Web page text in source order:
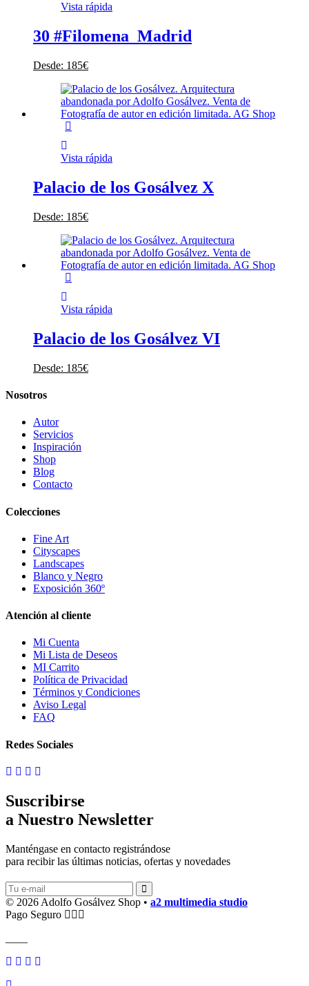
Vista rápida
30 #Filomena_Madrid
Desde: 185€
Vista rápida
Palacio de los Gosálvez X
Desde: 185€
Vista rápida
Palacio de los Gosálvez VI
Desde: 185€
Nosotros
Autor
Servicios
Inspiración
Shop
Blog
Contacto
Colecciones
Fine Art
Cityscapes
Landscapes
Blanco y Negro
Exposición 360º
Atención al cliente
Mi Cuenta
Mi Lista de Deseos
MI Carrito
Política de Privacidad
Términos y Condiciones
Aviso Legal
FAQ
Redes Sociales
Suscribirse
a Nuestro Newsletter
Manténgase en contacto registrándose
para recibir las últimas noticias, ofertas y novedades
© 2026 Adolfo Gosálvez Shop • a2 multimedia studio
Pago Seguro